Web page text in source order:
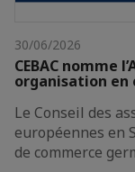
30/06/2026
CEBAC nomme
organisation en
Le Conseil des
européennes en
de commerce